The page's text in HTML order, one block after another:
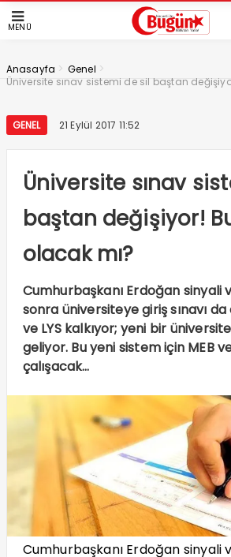
MENÜ
Anasayfa > Genel >
Üniversite sınav sistemi de sil baştan
GENEL 21 Eylül 2017 11:52
Üniversite sınav
baştan değişiyor! Bu
olacak mı?
Cumhurbaşkanı Erdoğan sinyali
sonra üniversiteye giriş sınavı da
ve LYS kalkıyor; yeni bir
geliyor. Bu yeni sistem için MEB
çalışacak…
Cumhurbaşkanı Erdoğan sinyali